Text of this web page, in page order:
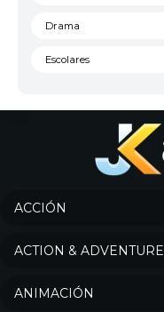
Drama
Escolares
Música
ACCIÓN
ACTION & ADVENTURE
ANIMACIÓN